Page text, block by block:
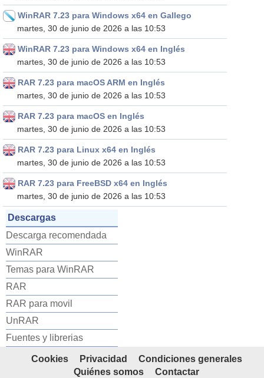
WinRAR 7.23 para Windows x64 en Gallego
martes, 30 de junio de 2026 a las 10:53
WinRAR 7.23 para Windows x64 en Inglés
martes, 30 de junio de 2026 a las 10:53
RAR 7.23 para macOS ARM en Inglés
martes, 30 de junio de 2026 a las 10:53
RAR 7.23 para macOS en Inglés
martes, 30 de junio de 2026 a las 10:53
RAR 7.23 para Linux x64 en Inglés
martes, 30 de junio de 2026 a las 10:53
RAR 7.23 para FreeBSD x64 en Inglés
martes, 30 de junio de 2026 a las 10:53
Descargas
Descarga recomendada
WinRAR
Temas para WinRAR
RAR
RAR para movil
UnRAR
Fuentes y librerias
Cookies Privacidad
Condiciones generales
Quiénes somos
Contactar